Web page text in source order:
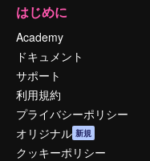
はじめに
Academy
ドキュメント
サポート
利用規約
プライバシーポリシー
オリジナル 新規
クッキーポリシー